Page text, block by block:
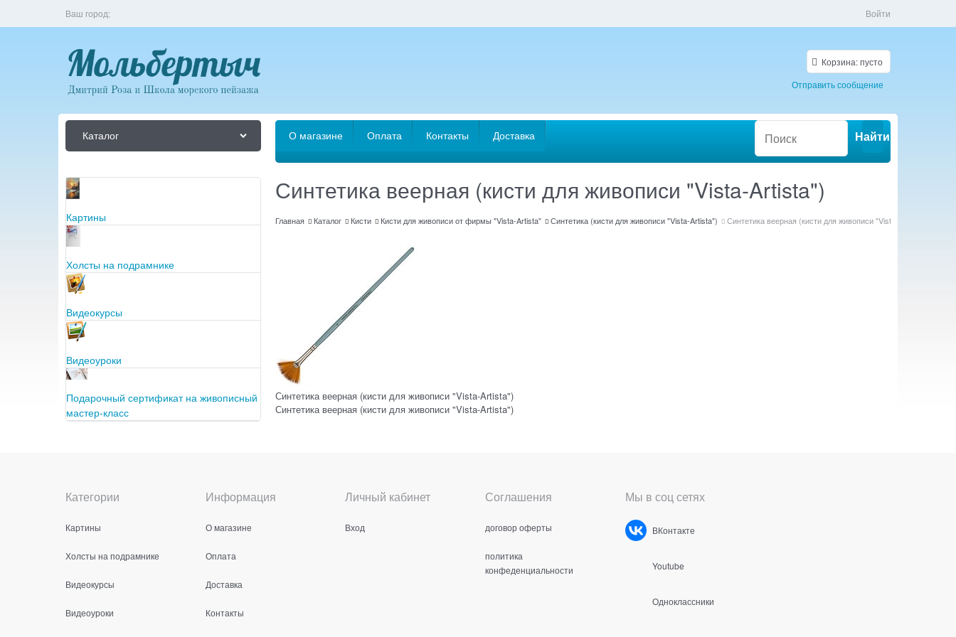
Ваш город: Войти
Корзина:пусто
Отправить сообщение
Каталог О магазине Оплата Контакты Доставка Найти
Картины
Холсты на подрамнике
Видеокурсы
Видеоуроки
Подарочный сертификат на живописный
мастер-класс
Синтетика веерная (кисти для живописи "Vista-Artista")
Главная Каталог Кисти Кисти для живописи от фирмы "Vista-Artista" Синтетика (кисти для живописи "Vista-Artista") Синтетика веерная (кисти для живописи "Vista-Artista")
Синтетика веерная (кисти для живописи "Vista-Artista")
Синтетика веерная (кисти для живописи "Vista-Artista")
Категории
Картины
Холсты на подрамнике
Видеокурсы
Видеоуроки
Информация
О магазине
Оплата
Доставка
Контакты
Личный кабинет
Вход
Соглашения
договор оферты
политика
конфеденциальности
Мы в соц сетях
ВКонтакте
Youtube
Одноклассники